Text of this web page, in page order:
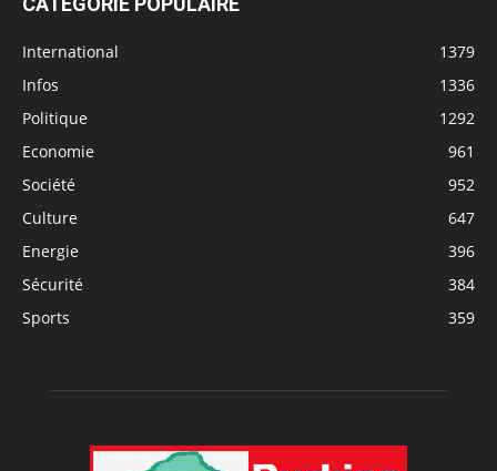
International
1379
Infos
1336
Politique
1292
Economie
961
Société
952
Culture
647
Energie
396
Sécurité
384
Sports
359